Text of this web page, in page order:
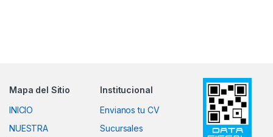
Mapa del Sitio
INICIO
NUESTRA
Institucional
Envianos tu CV
Sucursales